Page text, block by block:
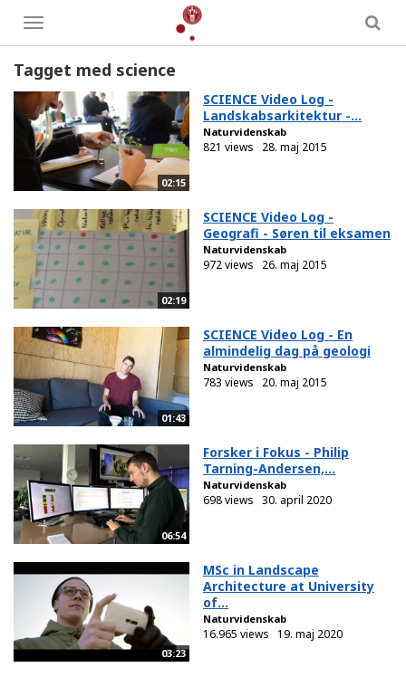
Toggle
menu
Tagget med science
02:15
SCIENCE Video Log -
Landskabsarkitektur -...
Naturvidenskab
821 views 28. maj 2015
02:19
SCIENCE Video Log -
Geografi - Søren til eksamen
Naturvidenskab
972 views 26. maj 2015
01:43
SCIENCE Video Log - En
almindelig dag på geologi
Naturvidenskab
783 views 20. maj 2015
06:54
Forsker i Fokus - Philip
Tarning-Andersen,...
Naturvidenskab
698 views 30. april 2020
03:23
MSc in Landscape
Architecture at University
of...
Naturvidenskab
16.965 views 19. maj 2020